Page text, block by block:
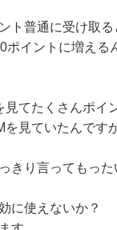
ト普通に受け取
ポイントに増える
見てたくさんポイ
を見ていたんです
きり言ってもった
に使えないか？